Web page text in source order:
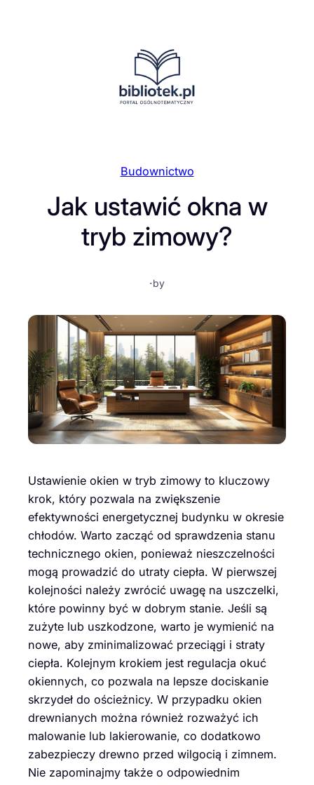
Budownictwo
Jak ustawić okna w
tryb zimowy?
·by
Ustawienie okien w tryb zimowy to kluczowy
krok, który pozwala na zwiększenie
efektywności energetycznej budynku w okresie
chłodów. Warto zacząć od sprawdzenia stanu
technicznego okien, ponieważ nieszczelności
mogą prowadzić do utraty ciepła. W pierwszej
kolejności należy zwrócić uwagę na uszczelki,
które powinny być w dobrym stanie. Jeśli są
zużyte lub uszkodzone, warto je wymienić na
nowe, aby zminimalizować przeciągi i straty
ciepła. Kolejnym krokiem jest regulacja okuć
okiennych, co pozwala na lepsze dociskanie
skrzydeł do ościeżnicy. W przypadku okien
drewnianych można również rozważyć ich
malowanie lub lakierowanie, co dodatkowo
zabezpieczy drewno przed wilgocią i zimnem.
Nie zapominajmy także o odpowiednim